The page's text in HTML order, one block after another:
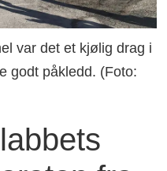
var det et kjølig drag i
godt påkledd. (Foto: